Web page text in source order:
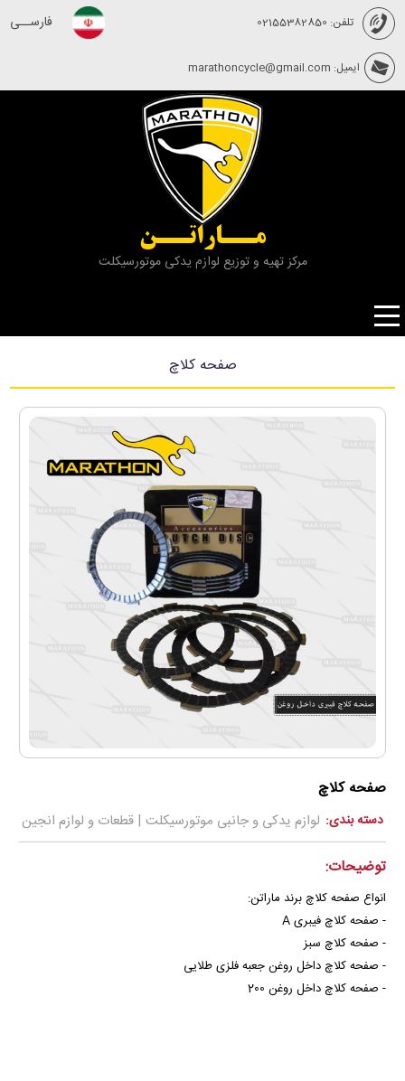
تلفن: 02155382850
ایمیل: marathoncycle@gmail.com
فارســی
مــاراتــن
مرکز تهیه و توزیع لوازم یدکی موتورسیکلت
صفحه کلاچ
صفحه کلاچ
دسته بندی: لوازم یدکی و جانبی موتورسیکلت | قطعات و لوازم انجین
توضیحات:
انواع صفحه کلاچ برند ماراتن:
- صفحه کلاچ فیبری A
- صفحه کلاچ سبز
- صفحه کلاچ داخل روغن جعبه فلزی طلایی
- صفحه کلاچ داخل روغن 200